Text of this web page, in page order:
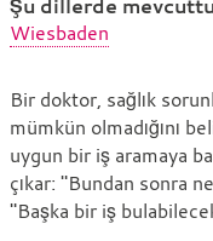
Şu dillerde
Wiesbaden
Mesleki
yetenek
analizi
Bir doktor, sağlık
mümkün olmadığını
uygun bir iş aramaya
çıkar: "Bundan sonra
"Başka bir iş